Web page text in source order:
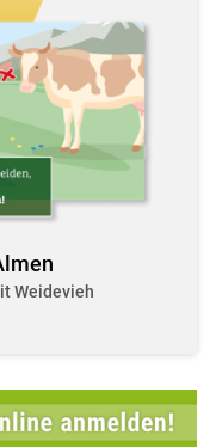
Weidevieh